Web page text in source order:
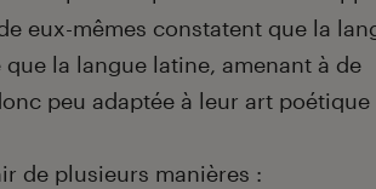
eux-mêmes constatent que la
la langue latine, amenant à de
peu adaptée à leur art poétique
de plusieurs manières :